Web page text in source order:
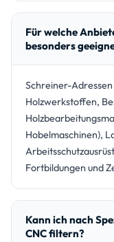
Für welche
besonders
Schreiner-
Holzwerkstoffen,
Hobelmaschinen),
Fortbildungen und
Kann ich nach
CNC filtern?